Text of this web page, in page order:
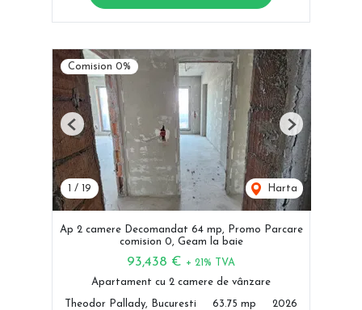
Comision 0%
/ 19 Harta
Previous Next
Ap 2 camere Decomandat 64 mp, Promo Parcare
comision 0, Geam la baie
93,438 € + 21% TVA
Apartament cu 2 camere de vânzare
Theodor Pallady, Bucuresti 63.75 mp 2026